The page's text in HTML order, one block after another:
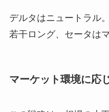
デルタはニュートラル
若干ロング、セータは
マーケット環境に応